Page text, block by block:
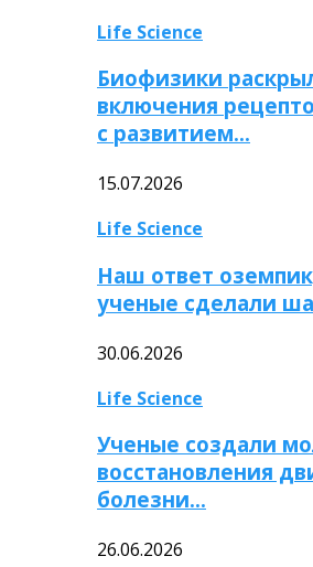
Life Science
Биофизики
включения
с развитием…
15.07.2026
Life Science
Наш ответ
ученые сделали
30.06.2026
Life Science
Ученые создали
восстановления
болезни…
26.06.2026